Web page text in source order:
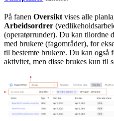
På fanen Oversikt vises alle
Arbeidsordrer
(operatørrunder). Du kan tilordne
med brukere (fagområder), for
til bestemte brukere. Du kan også
aktivitet, men disse brukes kun til